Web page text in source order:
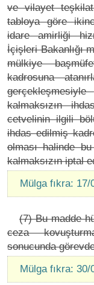
ve vilayet
tabloya göre
idare amirliği
İçişleri Bakanlığı
mülkiye
kadrosuna
kalmaksızın
cetvelinin ilgili
ihdas edilmiş
olması halinde
kalmaksızın iptal
Mülga fıkra:
(7) Bu madde
ceza
sonucunda
Mülga fıkra: